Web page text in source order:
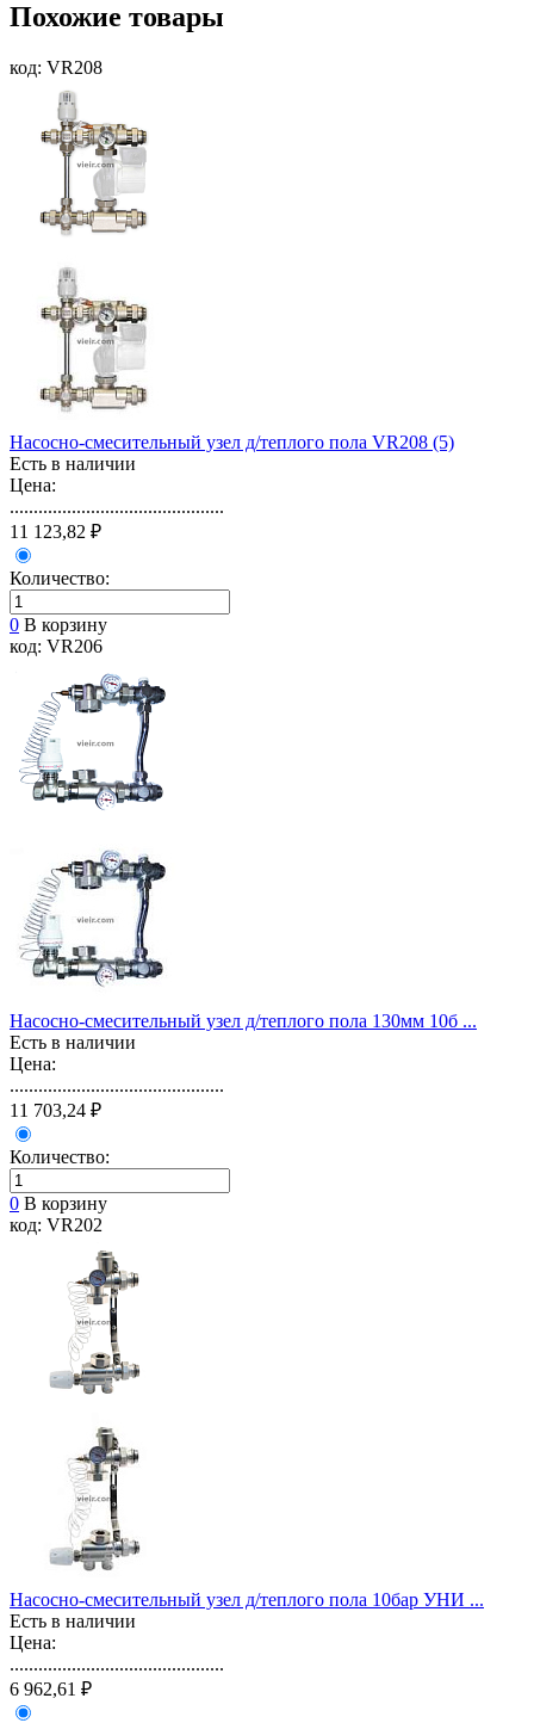
Похожие товары
код: VR208
Насосно-смесительный узел д/теплого пола VR208 (5)
Есть в наличии
Цена:
.............................................
11 123,82 ₽
Количество:
0 В корзину
код: VR206
Насосно-смесительный узел д/теплого пола 130мм 10б ...
Есть в наличии
Цена:
.............................................
11 703,24 ₽
Количество:
0 В корзину
код: VR202
Насосно-смесительный узел д/теплого пола 10бар УНИ ...
Есть в наличии
Цена:
.............................................
6 962,61 ₽